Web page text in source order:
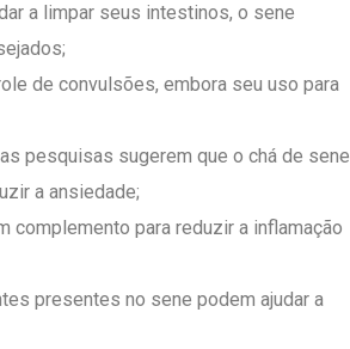
a limpar seus intestinos, o sene
de convulsões, embora seu uso para
pesquisas sugerem que o chá de sene
a ansiedade;
complemento para reduzir a inflamação
presentes no sene podem ajudar a